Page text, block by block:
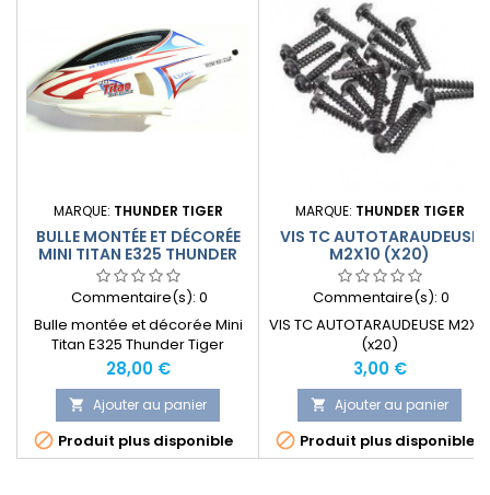
MARQUE: THUNDER TIGER
BULLE MONTÉE ET DÉCORÉE
MINI TITAN E325 THUNDER
TIGER
Commentaire(s): 0
Bulle montée et décorée Mini
Titan E325 Thunder Tiger
Prix
28,00 €
 Ajouter au panier
 Produit plus disponible
MARQUE: THUNDER TIGER
VIS TC AUTOTARAUDEUSE
M2X10 (X20)
Commentaire(s): 0
VIS TC AUTOTARAUDEUSE M2X10
(x20)
Prix
3,00 €
 Ajouter au panier
 Produit plus disponible